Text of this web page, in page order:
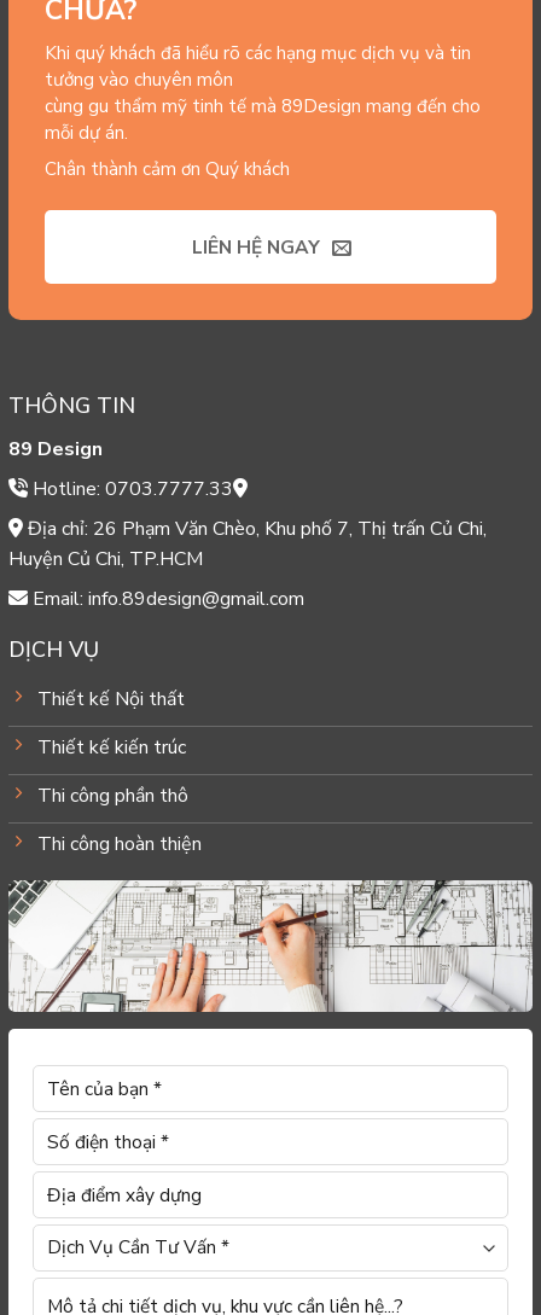
CHƯA?
Khi quý khách đã hiểu rõ các hạng mục dịch vụ và tin
tưởng vào chuyên môn
cùng gu thẩm mỹ tinh tế mà 89Design mang đến cho
mỗi dự án.
Chân thành cảm ơn Quý khách
LIÊN HỆ NGAY
THÔNG TIN
89 Design
Hotline: 0703.7777.33
Địa chỉ: 26 Phạm Văn Chèo, Khu phố 7, Thị trấn Củ Chi,
Huyện Củ Chi, TP.HCM
Email: info.89design@gmail.com
DỊCH VỤ
Thiết kế Nội thất
Thiết kế kiến trúc
Thi công phần thô
Thi công hoàn thiện